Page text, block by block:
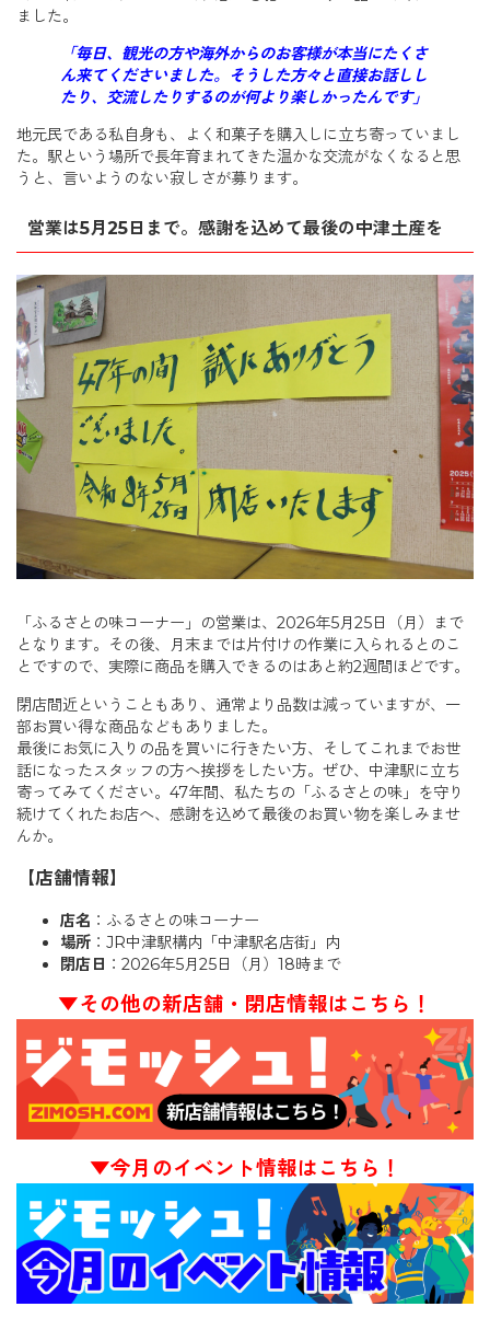
ました。
「毎日、観光の方や海外からのお客様が本当にたくさ
ん来てくださいました。そうした方々と直接お話しし
たり、交流したりするのが何より楽しかったんです」
地元民である私自身も、よく和菓子を購入しに立ち寄っていまし
た。駅という場所で長年育まれてきた温かな交流がなくなると思
うと、言いようのない寂しさが募ります。
営業は5月25日まで。感謝を込めて最後の中津土産を
「ふるさとの味コーナー」の営業は、2026年5月25日（月）まで
となります。その後、月末までは片付けの作業に入られるとのこ
とですので、実際に商品を購入できるのはあと約2週間ほどです。
閉店間近ということもあり、通常より品数は減っていますが、一
部お買い得な商品などもありました。
最後にお気に入りの品を買いに行きたい方、そしてこれまでお世
話になったスタッフの方へ挨拶をしたい方。ぜひ、中津駅に立ち
寄ってみてください。47年間、私たちの「ふるさとの味」を守り
続けてくれたお店へ、感謝を込めて最後のお買い物を楽しみませ
んか。
【店舗情報】
店名 ：ふるさとの味コーナー
場所 ：JR中津駅構内「中津駅名店街」内
閉店日 ：2026年5月25日（月）18時まで
▼その他の新店舗・閉店情報はこちら！
▼今月のイベント情報はこちら！